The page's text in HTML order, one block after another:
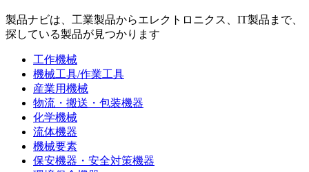
製品ナビは、工業製品からエレクトロニクス、IT製品まで、
探している製品が見つかります
工作機械
機械工具/作業工具
産業用機械
物流・搬送・包装機器
化学機械
流体機器
機械要素
保安機器・安全対策機器